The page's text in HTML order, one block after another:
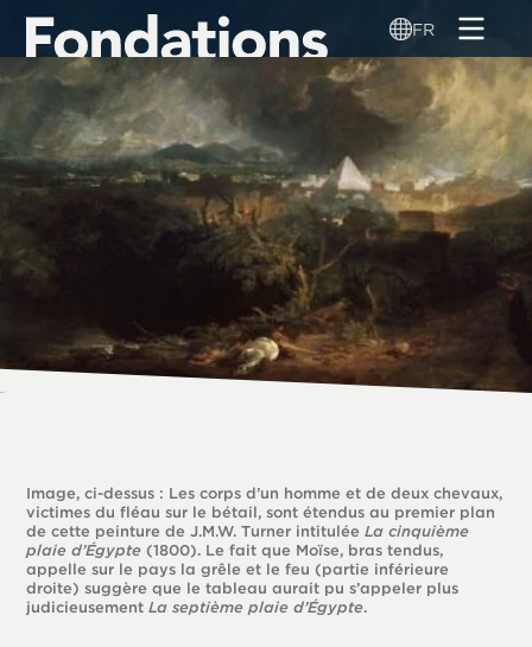
Aller
contenu
principal
FR
Image, ci-dessus : Les corps d’un homme et de deux chevaux,
victimes du fléau sur le bétail, sont étendus au premier plan
de cette peinture de J.M.W. Turner intituléeLa cinquième
plaie d’Égypte (1800). Le fait que Moïse, bras tendus,
appelle sur le pays la grêle et le feu (partie inférieure
droite) suggère que le tableau aurait pu s’appeler plus
judicieusementLa septième plaie d’Égypte.